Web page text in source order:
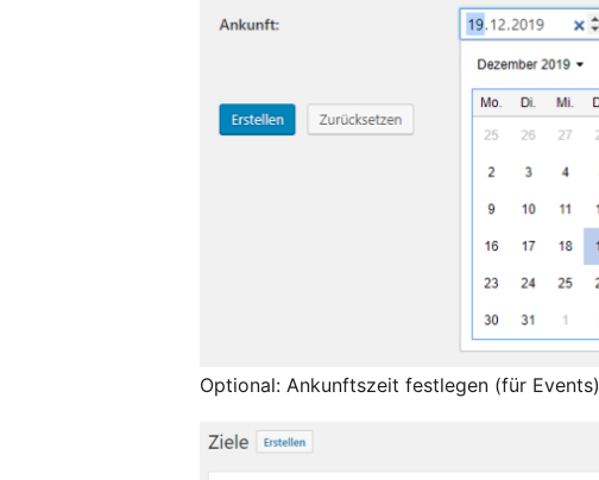
Optional: Ankunftszeit festlegen (für Events)